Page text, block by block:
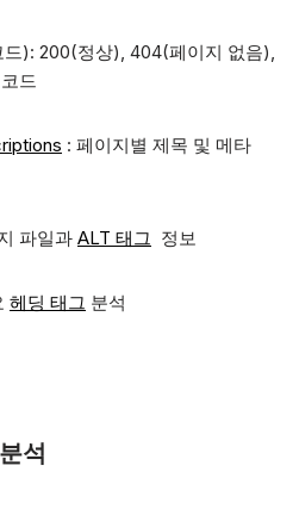
): 200(정상), 404(페이지 없음),
드
: 페이지별 제목 및 메타
파일과 ALT 태그 정보
헤딩 태그 분석
석